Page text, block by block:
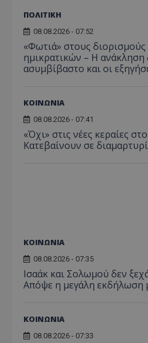
ΠΟΛΙΤΙΚΗ
08.08.2026 - 07:52
«Φωτιά» στους
ημικρατικών – Η ανάκληση
ασυμβίβαστο και οι
ΚΟΙΝΩΝΙΑ
08.08.2026 - 07:41
«Όχι» στις νέες κεραίες
Κατεβαίνουν σε
ΚΟΙΝΩΝΙΑ
08.08.2026 - 07:35
Ισαάκ και Σολωμού δεν
Απόψε η μεγάλη εκδήλωση
ΚΟΙΝΩΝΙΑ
08.08.2026 - 07:33